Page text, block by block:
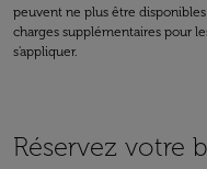
peuvent ne plus être
charges supplémentaires pour
s'appliquer.
Réservez votre